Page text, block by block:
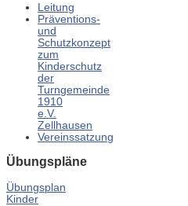
Leitung
Präventions-
und
Schutzkonzept
zum
Kinderschutz
der
Turngemeinde
1910
e.V.
Zellhausen
Vereinssatzung
Übungspläne
Übungsplan
Kinder